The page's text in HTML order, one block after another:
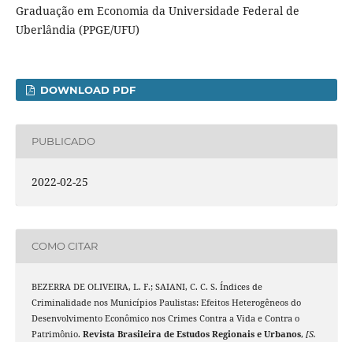
Graduação em Economia da Universidade Federal de
Uberlândia (PPGE/UFU)
DOWNLOAD PDF
PUBLICADO
2022-02-25
COMO CITAR
BEZERRA DE OLIVEIRA, L. F.; SAIANI, C. C. S. Índices de
Criminalidade nos Municípios Paulistas: Efeitos Heterogêneos do
Desenvolvimento Econômico nos Crimes Contra a Vida e Contra o
Patrimônio. Revista Brasileira de Estudos Regionais e Urbanos, [S.